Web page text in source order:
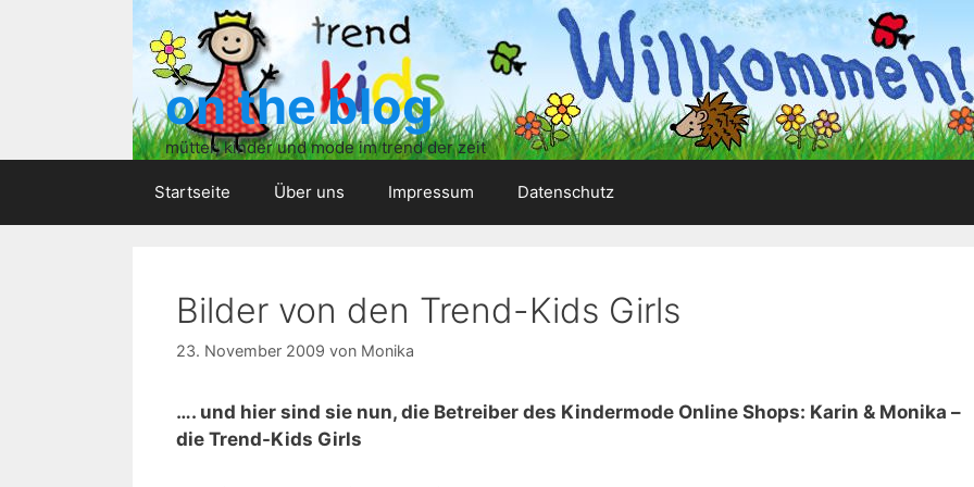
on the blog
mütter, kinder und mode im trend der zeit
Startseite Über uns Impressum Datenschutz
Bilder von den Trend-Kids Girls
23. November 2009 von Monika
…. und hier sind sie nun, die Betreiber des Kindermode Online Shops: Karin & Monika –
die Trend-Kids Girls